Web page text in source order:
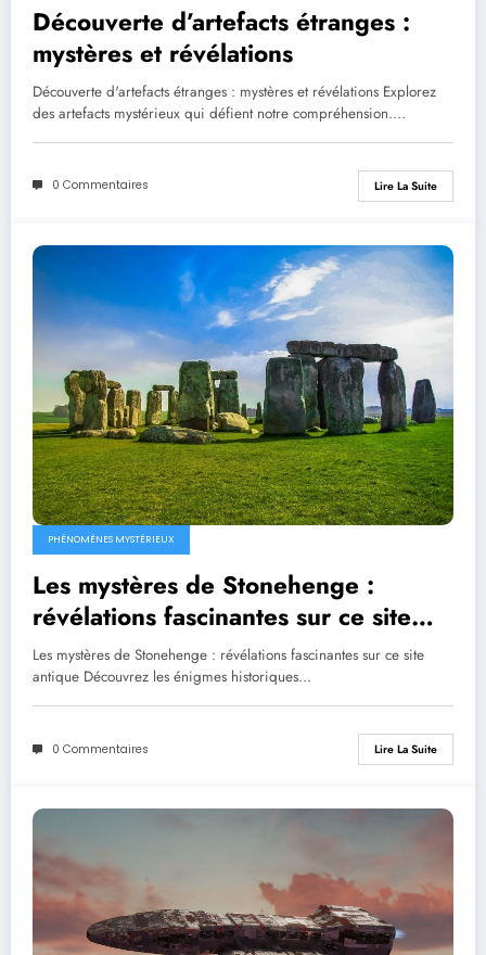
Découverte d’artefacts étranges :
mystères et révélations
Découverte d'artefacts étranges : mystères et révélations Explorez
des artefacts mystérieux qui défient notre compréhension.…
0 Commentaires Lire La Suite
PHÉNOMÈNES MYSTÉRIEUX
Les mystères de Stonehenge :
révélations fascinantes sur ce site
antique
Les mystères de Stonehenge : révélations fascinantes sur ce site
antique Découvrez les énigmes historiques…
0 Commentaires Lire La Suite